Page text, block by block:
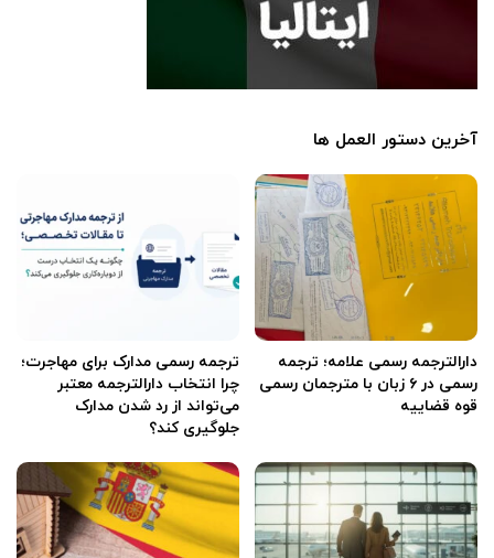
آخرین دستور العمل ها
دارالترجمه رسمی علامه؛ ترجمه
رسمی در ۶ زبان با مترجمان رسمی
قوه قضاییه
ترجمه رسمی مدارک برای مهاجرت؛
چرا انتخاب دارالترجمه معتبر
می‌تواند از رد شدن مدارک
جلوگیری کند؟